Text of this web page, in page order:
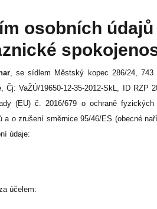
osobních
, se sídlem Městský kopec 286/24, 743
VaŽÚ/19650-12-35-2012-SkL, ID RZP
(EU) č. 2016/679 o ochraně
o zrušení směrnice 95/46/ES (obecné
údaje:
účelem: